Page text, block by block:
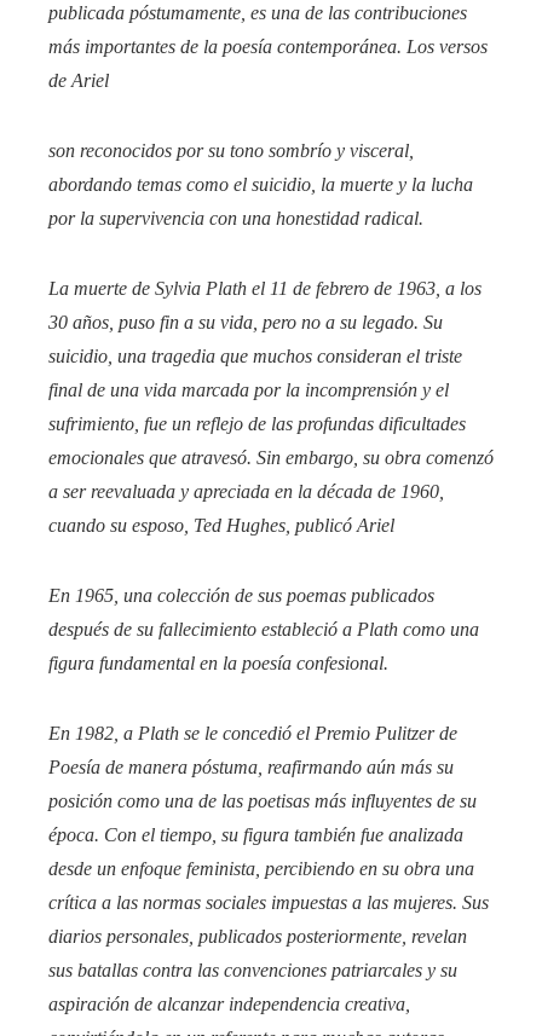
publicada póstumamente, es una de las contribuciones
más importantes de la poesía contemporánea. Los versos
de Ariel
son reconocidos por su tono sombrío y visceral,
abordando temas como el suicidio, la muerte y la lucha
por la supervivencia con una honestidad radical.
La muerte de Sylvia Plath el 11 de febrero de 1963, a los
30 años, puso fin a su vida, pero no a su legado. Su
suicidio, una tragedia que muchos consideran el triste
final de una vida marcada por la incomprensión y el
sufrimiento, fue un reflejo de las profundas dificultades
emocionales que atravesó. Sin embargo, su obra comenzó
a ser reevaluada y apreciada en la década de 1960,
cuando su esposo, Ted Hughes, publicó Ariel
En 1965, una colección de sus poemas publicados
después de su fallecimiento estableció a Plath como una
figura fundamental en la poesía confesional.
En 1982, a Plath se le concedió el Premio Pulitzer de
Poesía de manera póstuma, reafirmando aún más su
posición como una de las poetisas más influyentes de su
época. Con el tiempo, su figura también fue analizada
desde un enfoque feminista, percibiendo en su obra una
crítica a las normas sociales impuestas a las mujeres. Sus
diarios personales, publicados posteriormente, revelan
sus batallas contra las convenciones patriarcales y su
aspiración de alcanzar independencia creativa,